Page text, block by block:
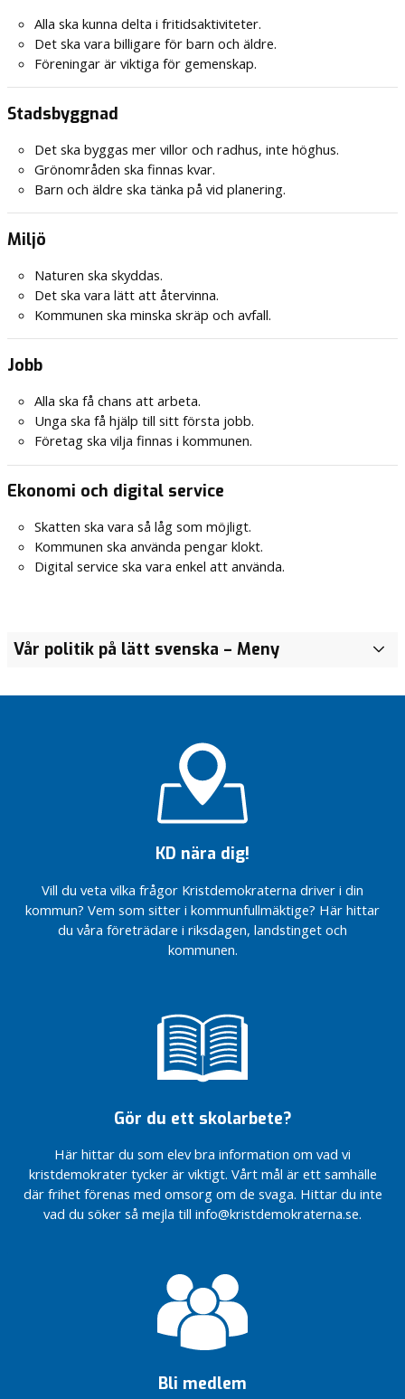
Alla ska kunna delta i fritidsaktiviteter.
Det ska vara billigare för barn och äldre.
Föreningar är viktiga för gemenskap.
Stadsbyggnad
Det ska byggas mer villor och radhus, inte höghus.
Grönområden ska finnas kvar.
Barn och äldre ska tänka på vid planering.
Miljö
Naturen ska skyddas.
Det ska vara lätt att återvinna.
Kommunen ska minska skräp och avfall.
Jobb
Alla ska få chans att arbeta.
Unga ska få hjälp till sitt första jobb.
Företag ska vilja finnas i kommunen.
Ekonomi och digital service
Skatten ska vara så låg som möjligt.
Kommunen ska använda pengar klokt.
Digital service ska vara enkel att använda.
Vår politik på lätt svenska – Meny
KD nära dig!
Vill du veta vilka frågor Kristdemokraterna driver i din
kommun? Vem som sitter i kommunfullmäktige? Här hittar
du våra företrädare i riksdagen, landstinget och
kommunen.
Gör du ett skolarbete?
Här hittar du som elev bra information om vad vi
kristdemokrater tycker är viktigt. Vårt mål är ett samhälle
där frihet förenas med omsorg om de svaga. Hittar du inte
vad du söker så mejla till info@kristdemokraterna.se.
Bli medlem